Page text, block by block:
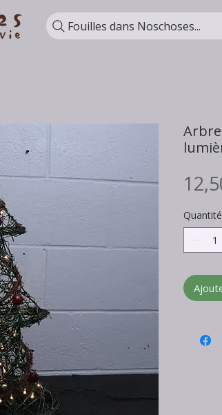
Fouilles dans Noschoses...
Quantité